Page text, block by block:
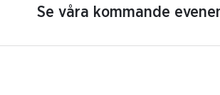
Se våra kommande